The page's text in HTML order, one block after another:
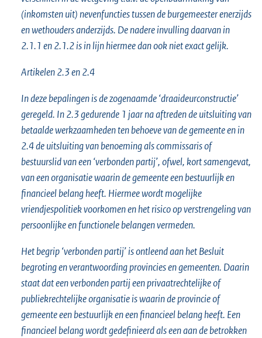
(inkomsten uit) nevenfuncties tussen de burgemeester enerzijds
en wethouders anderzijds. De nadere invulling daarvan in
2.1.1 en 2.1.2 is in lijn hiermee dan ook niet exact gelijk.
Artikelen 2.3 en 2.4
In deze bepalingen is de zogenaamde ‘draaideurconstructie’
geregeld. In 2.3 gedurende 1 jaar na aftreden de uitsluiting van
betaalde werkzaamheden ten behoeve van de gemeente en in
2.4 de uitsluiting van benoeming als commissaris of
bestuurslid van een ‘verbonden partij’, ofwel, kort samengevat,
van een organisatie waarin de gemeente een bestuurlijk en
financieel belang heeft. Hiermee wordt mogelijke
vriendjespolitiek voorkomen en het risico op verstrengeling van
persoonlijke en functionele belangen vermeden.
Het begrip ‘verbonden partij’ is ontleend aan het Besluit
begroting en verantwoording provincies en gemeenten. Daarin
staat dat een verbonden partij een privaatrechtelijke of
publiekrechtelijke organisatie is waarin de provincie of
gemeente een bestuurlijk en een financieel belang heeft. Een
financieel belang wordt gedefinieerd als een aan de betrokken